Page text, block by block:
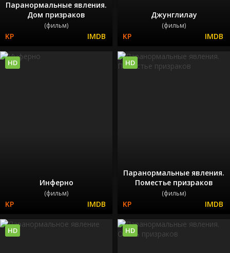
Паранормальные явления.
Дом призраков
(фильм)
Джунглилау
(фильм)
Инферно
(фильм)
HD
Паранормальные явления.
Поместье призраков
(фильм)
HD
HD HD